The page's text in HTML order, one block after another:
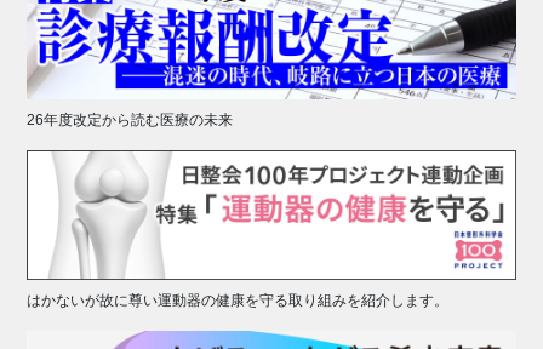
26年度改定から読む医療の未来
はかないが故に尊い運動器の健康を守る取り組みを紹介します。